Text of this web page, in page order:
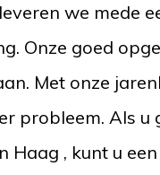
we mede
Onze goed
Met onze
probleem. Als u
Haag , kunt u